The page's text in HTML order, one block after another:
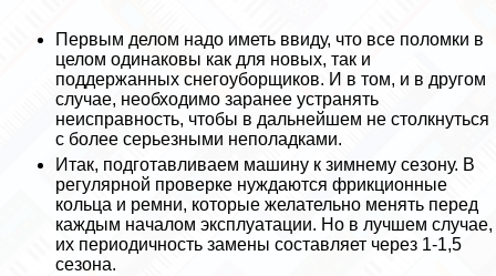
Первым делом надо иметь ввиду, что все поломки в
целом одинаковы как для новых, так и
поддержанных снегоуборщиков. И в том, и в другом
случае, необходимо заранее устранять
неисправность, чтобы в дальнейшем не столкнуться
с более серьезными неполадками.
Итак, подготавливаем машину к зимнему сезону. В
регулярной проверке нуждаются фрикционные
кольца и ремни, которые желательно менять перед
каждым началом эксплуатации. Но в лучшем случае,
их периодичность замены составляет через 1-1,5
сезона.